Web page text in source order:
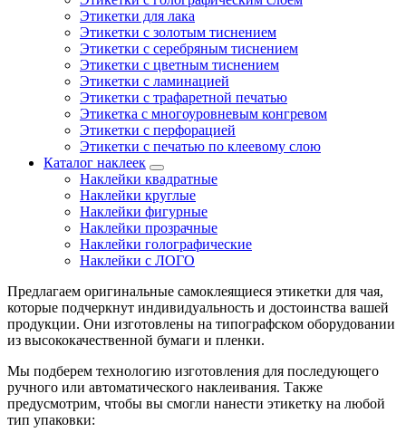
Этикетки для лака
Этикетки с золотым тиснением
Этикетки с серебряным тиснением
Этикетки с цветным тиснением
Этикетки с ламинацией
Этикетки с трафаретной печатью
Этикетка с многоуровневым конгревом
Этикетки с перфорацией
Этикетки с печатью по клеевому слою
Каталог наклеек
Наклейки квадратные
Наклейки круглые
Наклейки фигурные
Наклейки прозрачные
Наклейки голографические
Наклейки с ЛОГО
Предлагаем оригинальные самоклеящиеся этикетки для чая,
которые подчеркнут индивидуальность и достоинства вашей
продукции. Они изготовлены на типографском оборудовании
из высококачественной бумаги и пленки.
Мы подберем технологию изготовления для последующего
ручного или автоматического наклеивания. Также
предусмотрим, чтобы вы смогли нанести этикетку на любой
тип упаковки: